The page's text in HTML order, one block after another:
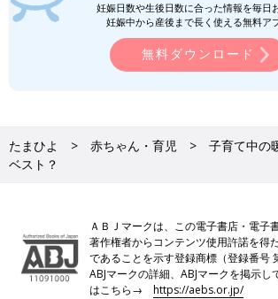
妊娠日数や生後日数に合った情報を毎日
妊娠中から産後まで長く使える無料ア
無料ダウンロード
たまひよ 赤ちゃん・育児
子育て中の
ベスト？
ＡＢＪマークは、この電子書店・電子
著作権者からコンテンツ使用許諾を得
であることを示す登録商標（登録番号
ABJマークの詳細、ABJマークを掲示
はこちら→https://aebs.or.jp/